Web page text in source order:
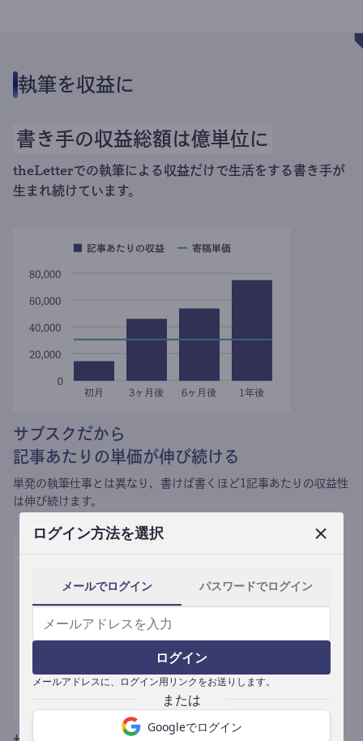
ログイン方法を選択
メールでログイン パスワードでログイン
ログイン
メールアドレスに、ログイン用リンクをお送りします。
Googleでログイン
執筆を収益に
書き手の収益総額は億単位に
theLetterでの執筆による収益だけで生活をする書き手が
生まれ続けています。
サブスクだから
記事あたりの単価が伸び続ける
単発の執筆仕事とは異なり、 書けば書くほど1記事あたりの収益性
は伸び続けます。